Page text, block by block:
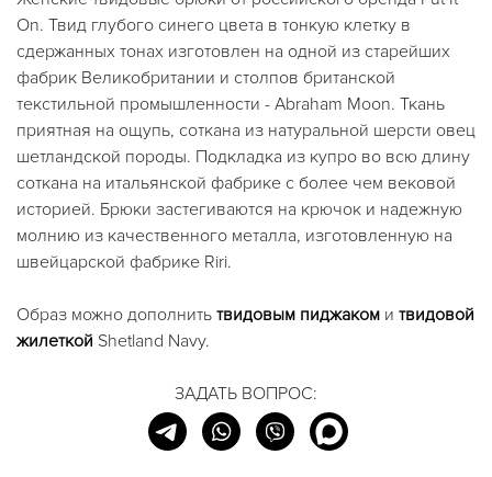
On. Твид глубого синего цвета в тонкую клетку в
сдержанных тонах изготовлен на одной из старейших
фабрик Великобритании и столпов британской
текстильной промышленности - Abraham Moon. Ткань
приятная на ощупь, соткана из натуральной шерсти овец
шетландской породы. Подкладка из купро во всю длину
соткана на итальянской фабрике с более чем вековой
историей. Брюки застегиваются на крючок и надежную
молнию из качественного металла, изготовленную на
швейцарской фабрике Riri.
Образ можно дополнить твидовым пиджаком и твидовой
жилеткой Shetland Navy.
ЗАДАТЬ ВОПРОС: